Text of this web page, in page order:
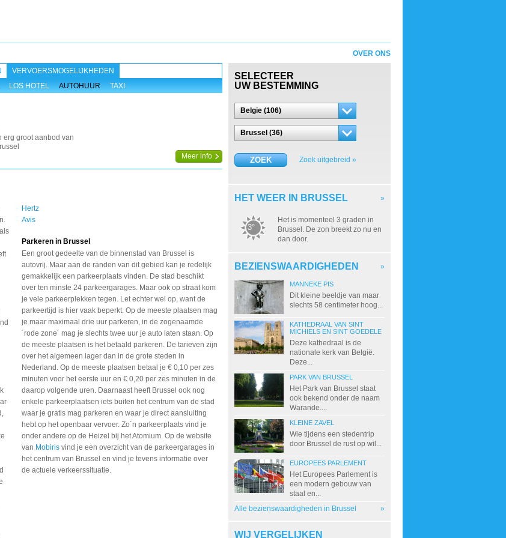
VERVOERSMOGELIJKHEDEN
LOS HOTEL AUTOHUUR TAXI
erg groot aanbod van
Meer info
Hertz
Avis
Parkeren in Brussel
Een groot gedeelte van de binnenstad van Brussel is
autovrij. Maar aan de randen van dit gebied kan je redelijk
gemakkelijk een parkeerplaats vinden. De stad beschikt
over ten minste 24 parkeergarages. Maar ook op straat kom
je vele parkeerplekken tegen. Let echter wel op, want de
parkeertijd is hier vaak beperkt. Op de meeste plaatsen mag
je maar maximaal drie uur parkeren, in de zogenaamde
´rode zone´ mag je slechts twee uur je auto laten staan. Op
de meeste plaatsen is het betaald parkeren. De tarieven zijn
over het algemeen lager dan in de grote steden in
Nederland. Op de meeste plaatsen betaal je € 0,10 per zes
minuten voor het eerste uur en € 0,20 per zes minuten in de
daarop volgende uren. Daarnaast heeft Brussel ook nog
enkele parkeerplaatsen iets buiten het centrum van de stad
waar je gratis mag parkeren en waar je direct aansluiting
hebt op het openbaar vervoer. Zo´n parkeerplaats vind je
onder andere op de Heizel bij het Atomium. Op de website
van Mobiris vind je een overzicht van de parkeergarages in
het centrum van Brussel en vind je tevens informatie over
de actuele verkeerssituatie.
OVER ONS
SELECTEER
UW BESTEMMING
Belgie (106)
Brussel (36)
ZOEK Zoek uitgebreid »
HET WEER IN BRUSSEL »
3°
Het is momenteel 3 graden in
Brussel. De zon breekt zo nu en
dan door.
BEZIENSWAARDIGHEDEN »
MANNEKE PIS
Dit kleine beeldje van maar
slechts 58 centimeter hoog...
KATHEDRAAL VAN SINT
MICHIELS EN SINT GOEDELE
Deze kathedraal is de
nationale kerk van België.
Deze...
PARK VAN BRUSSEL
Het Park van Brussel staat
ook bekend onder de naam
Warande....
KLEINE ZAVEL
Wie tijdens een stedentrip
door Brussel de rust op wil...
EUROPEES PARLEMENT
Het Europees Parlement is
een modern gebouw van
staal en...
Alle bezienswaardigheden in Brussel
»
WIJ VERGELIJKEN